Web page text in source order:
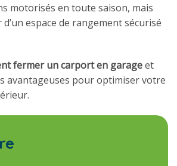
motorisés en toute saison, mais
espace de rangement sécurisé
fermer un carport en garageet
avantageuses pour optimiser votre